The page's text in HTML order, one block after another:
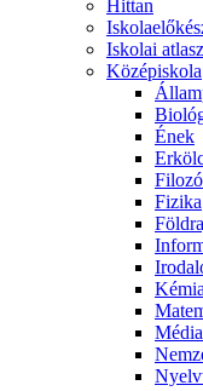
Hittan
Iskolai
Középiskola
Ének
Fizika
Kémia
Média